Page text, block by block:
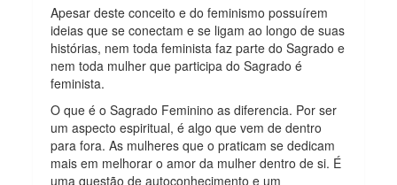
Apesar deste conceito e do feminismo possuírem
ideias que se conectam e se ligam ao longo de suas
histórias, nem toda feminista faz parte do Sagrado e
nem toda mulher que participa do Sagrado é
feminista.
O que é o Sagrado Feminino as diferencia. Por ser
um aspecto espiritual, é algo que vem de dentro
para fora. As mulheres que o praticam se dedicam
mais em melhorar o amor da mulher dentro de si. É
uma questão de autoconhecimento e um